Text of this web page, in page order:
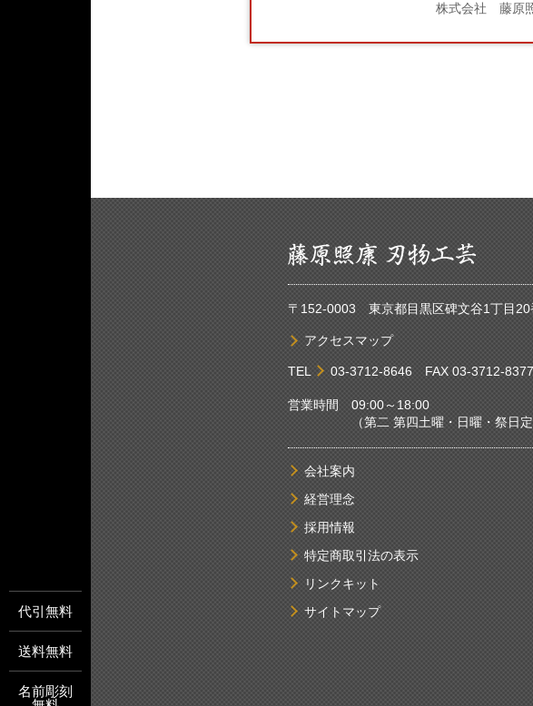
株式会社 藤原
〒152-0003 東京都目黒区碑文谷1丁目20
アクセスマップ
TEL 03-3712-8646FAX 03-3712-8377
営業時間 09:00～18:00
（第二 第四土曜・日曜・祭日定
会社案内
経営理念
採用情報
特定商取引法の表示
リンクキット
サイトマップ
代引無料
送料無料
名前彫刻